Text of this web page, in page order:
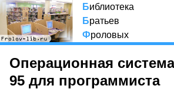
Библиотека
Братьев
Фроловых
Операционная
95 для программиста